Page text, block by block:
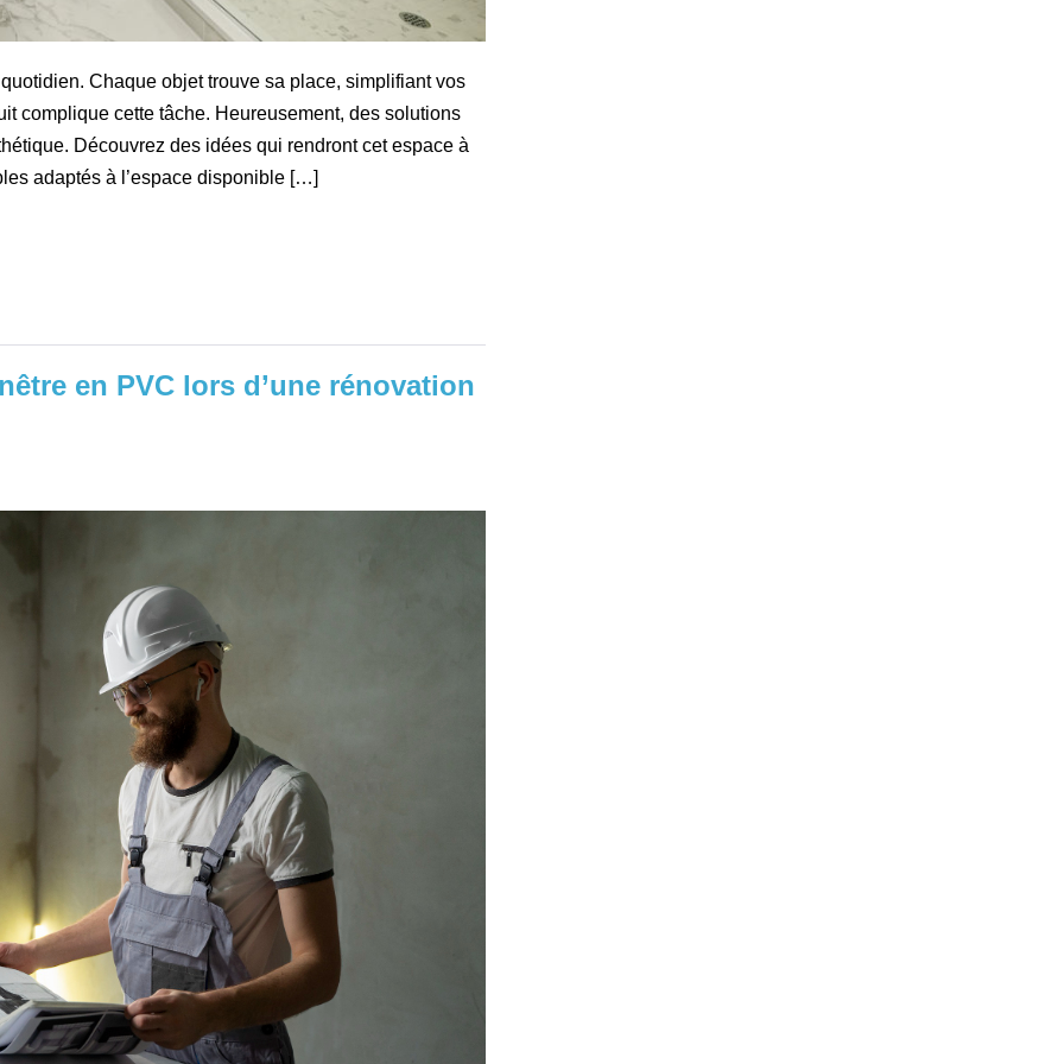
Chaque objet trouve sa place, simplifiant vos
complique cette tâche. Heureusement, des solutions
Découvrez des idées qui rendront cet espace à
adaptés à l’espace disponible […]
en PVC lors d’une rénovation